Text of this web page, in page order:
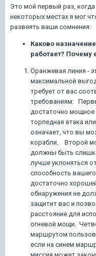
Это мой первый раз,
некоторых местах я мог
развеять ваши сомнения:
Каково
работает? Почему
Оранжевая линия -
максимальной
требует от вас
требованиям:
достаточно мощное
торпедная атака
означает, что вы
корабли. Второй
должны быть
лучше уклоняться
способность
достаточно
обнаружения не
защитит вас и
расстояние для
огневой мощи.
маршрутом
если на синем